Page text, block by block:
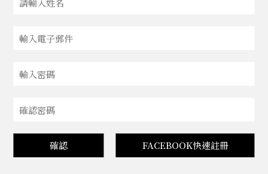
確認 FACEBOOK快速註冊